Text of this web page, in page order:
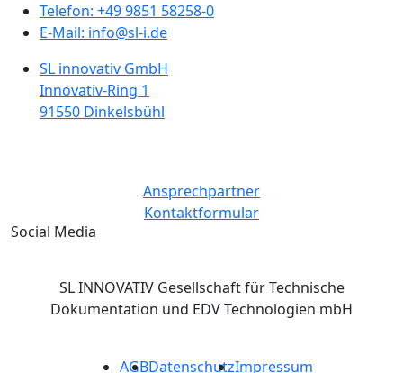
Telefon: +49 9851 58258-0
E-Mail: info@sl-i.de
SL innovativ GmbH
Innovativ-Ring 1
91550 Dinkelsbühl
Ansprechpartner
Kontaktformular
Social Media
SL INNOVATIV Gesellschaft für Technische
Dokumentation und EDV Technologien mbH
AGBDatenschutzImpressum